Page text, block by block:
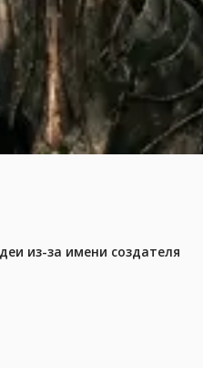
из-за имени создателя